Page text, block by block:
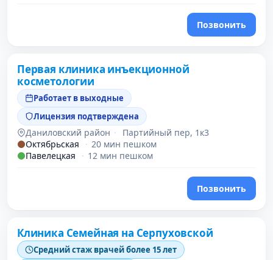
Позвонить
Первая клиника инъекционной
косметологии
Работает в выходные
Лицензия подтверждена
Даниловский район ·
Партийный пер, 1к3
Октябрьская
· 20 мин пешком
Павелецкая
· 12 мин пешком
Позвонить
Клиника Семейная на Серпуховской
Средний стаж врачей более 15 лет